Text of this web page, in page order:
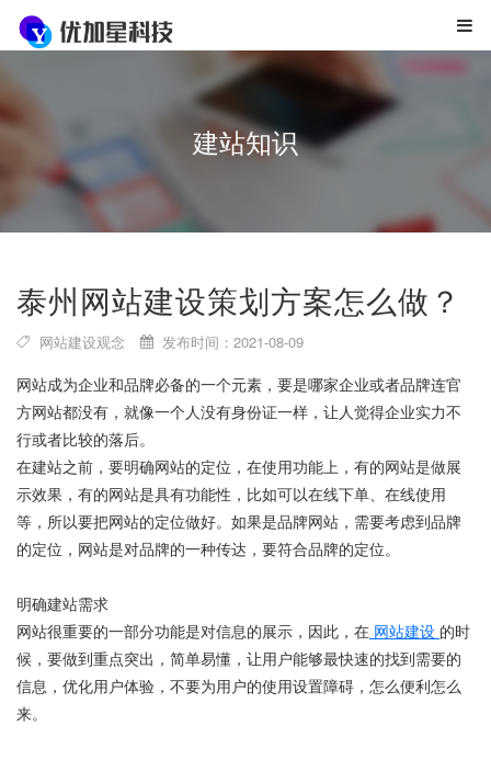
建站知识
泰州网站建设策划方案怎么做？
网站建设观念 发布时间：2021-08-09
网站成为企业和品牌必备的一个元素，要是哪家企业或者品牌连官
方网站都没有，就像一个人没有身份证一样，让人觉得企业实力不
行或者比较的落后。
在建站之前，要明确网站的定位，在使用功能上，有的网站是做展
示效果，有的网站是具有功能性，比如可以在线下单、在线使用
等，所以要把网站的定位做好。如果是品牌网站，需要考虑到品牌
的定位，网站是对品牌的一种传达，要符合品牌的定位。
明确建站需求
网站很重要的一部分功能是对信息的展示，因此，在 网站建设 的时
候，要做到重点突出，简单易懂，让用户能够最快速的找到需要的
信息，优化用户体验，不要为用户的使用设置障碍，怎么便利怎么
来。